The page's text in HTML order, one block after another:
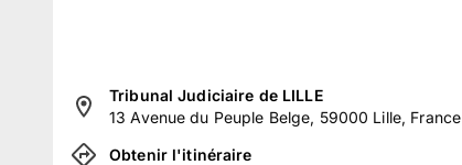
Tribunal Judiciaire de LILLE
13 Avenue du Peuple Belge, 59000 Lille, France
Obtenir l'itinéraire